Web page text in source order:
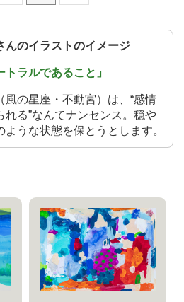
んのイラストのイメージ
トラルであること」
風の星座・不動宮）は、“感情
れる”なんてナンセンス。穏や
ような状態を保とうとします。